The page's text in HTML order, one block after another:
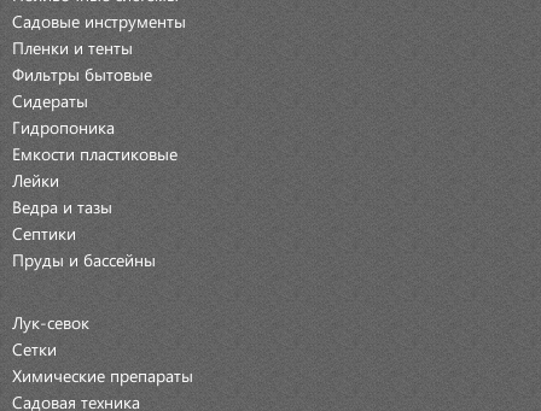
Садовые инструменты
Пленки и тенты
Фильтры бытовые
Сидераты
Гидропоника
Емкости пластиковые
Лейки
Ведра и тазы
Септики
Пруды и бассейны
Лук-севок
Сетки
Химические препараты
Садовая техника